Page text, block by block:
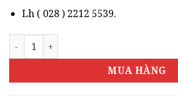
Lh ( 028 ) 2212 5539.
NƯỚC KHOÁNG VĨNH HẢO CÓ GAS
MUA HÀNG